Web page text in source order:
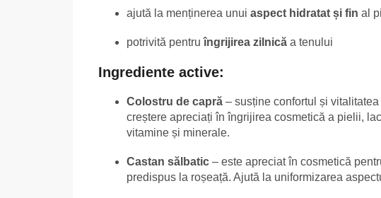
ajută la menținerea unui aspect hidratat și fin al
potrivită pentruîngrijirea zilnică a tenului
Ingrediente active:
Colostru de capră – susține confortul și
creștere apreciați în îngrijirea cosmetică a pielii,
vitamine și minerale.
Castan sălbatic – este apreciat în cosmetică
predispus la roșeață. Ajută la uniformizarea